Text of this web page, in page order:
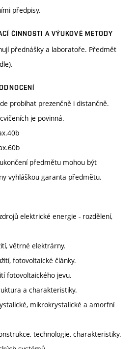
předpisy.
ČINNOSTI A VÝUKOVÉ METODY
přednášky a laboratoře. Předmět
probíhat prezenčně i distančně.
je povinná.
předmětu mohou být
vyhláškou garanta předmětu.
elektrické energie - rozdělení,
větrné elektrárny.
fotovoltaické články.
fotovoltaického jevu.
a charakteristiky.
mikrokrystalické a amorfní
technologie, charakteristiky.